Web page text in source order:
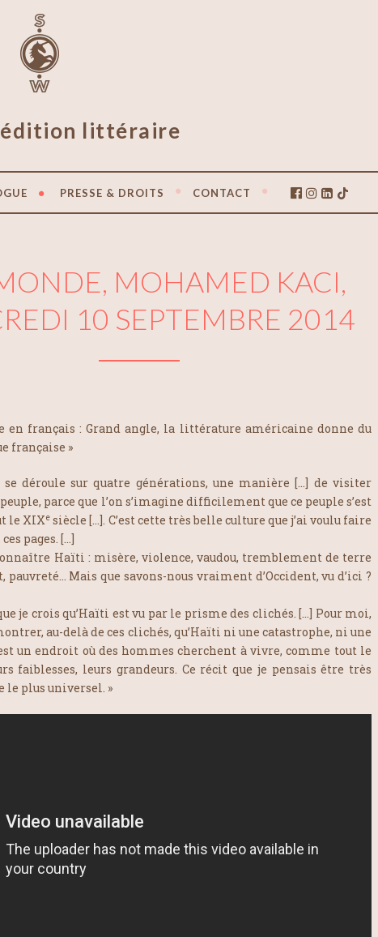
littéraire
PRESSE & DROITS CONTACT
MOHAMED KACI,
10 SEPTEMBRE 2014
en français : Grand angle, la littérature américaine donne du
française »
se déroule sur quatre générations, une manière […] de visiter
parce que l’on s’imagine difficilement que ce peuple s’est
le XIXe siècle […]. C’est cette très belle culture que j’ai voulu faire
pages. […]
Haïti : misère, violence, vaudou, tremblement de terre
Mais que savons-nous vraiment d’Occident, vu d’ici ?
je crois qu’Haïti est vu par le prisme des clichés. […] Pour moi,
au-delà de ces clichés, qu’Haïti ni une catastrophe, ni une
un endroit où des hommes cherchent à vivre, comme tout le
faiblesses, leurs grandeurs. Ce récit que je pensais être très
le plus universel. »